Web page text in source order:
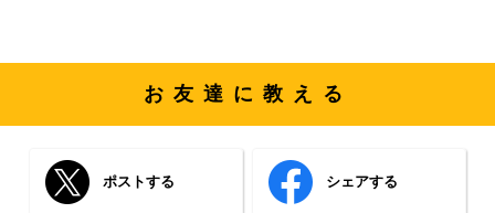
お友達に教える
ポストする シェアする